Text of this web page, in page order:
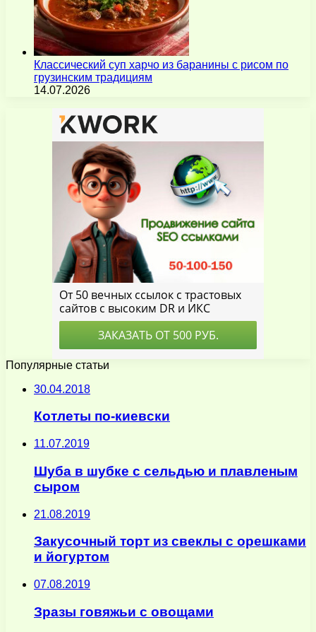
Классический суп харчо из баранины с рисом по
грузинским традициям
14.07.2026
Популярные статьи
30.04.2018
Котлеты по-киевски
11.07.2019
Шуба в шубке с сельдью и плавленым
сыром
21.08.2019
Закусочный торт из свеклы с орешками
и йогуртом
07.08.2019
Зразы говяжьи с овощами